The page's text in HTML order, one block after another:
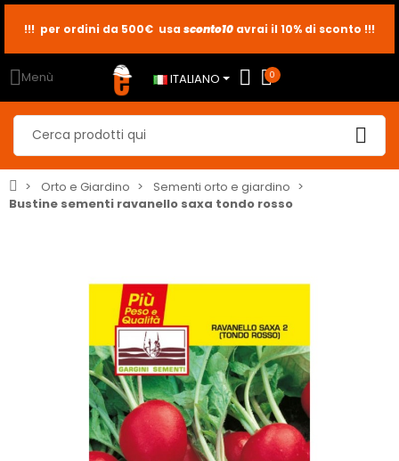
sconto2
sconto5
sconto10
Menù ITALIANO 0
Orto e Giardino
Sementi orto e giardino
Bustine sementi ravanello saxa tondo rosso